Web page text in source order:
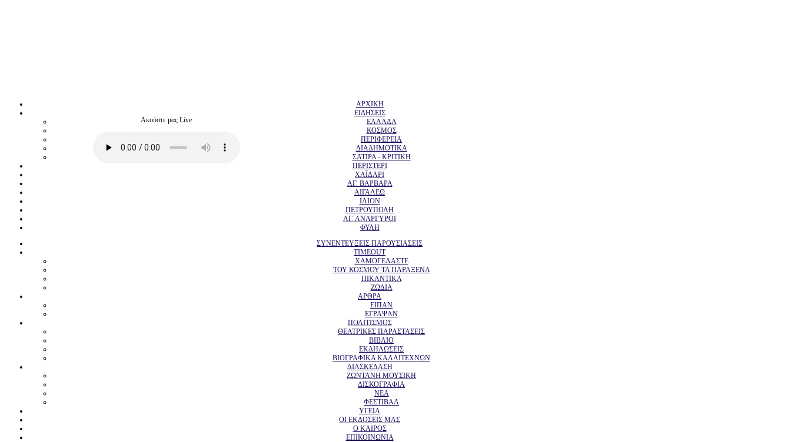
Ακούστε μας Live
ΑΡΧΙΚΗ
ΕΙΔΗΣΕΙΣ
ΕΛΛΑΔΑ
ΚΟΣΜΟΣ
ΠΕΡΙΦΕΡΕΙΑ
ΔΙΑΔΗΜΟΤΙΚΑ
ΣΑΤΙΡΑ - ΚΡΙΤΙΚΗ
ΠΕΡΙΣΤΕΡΙ
ΧΑΪΔΑΡΙ
ΑΓ. ΒΑΡΒΑΡΑ
ΑΙΓΑΛΕΩ
ΙΛΙΟΝ
ΠΕΤΡΟΥΠΟΛΗ
ΑΓ. ΑΝΑΡΓΥΡΟΙ
ΦΥΛΗ
ΣΥΝΕΝΤΕΥΞΕΙΣ ΠΑΡΟΥΣΙΑΣΕΙΣ
TIMEOUT
ΧΑΜΟΓΕΛΑΣΤΕ
ΤΟΥ ΚΟΣΜΟΥ ΤΑ ΠΑΡΑΞΕΝΑ
ΠΙΚΑΝΤΙΚΑ
ΖΩΔΙΑ
ΑΡΘΡΑ
ΕΙΠΑΝ
ΕΓΡΑΨΑΝ
ΠΟΛΙΤΙΣΜΟΣ
ΘΕΑΤΡΙΚΕΣ ΠΑΡΑΣΤΑΣΕΙΣ
ΒΙΒΛΙΟ
ΕΚΔΗΛΩΣΕΙΣ
ΒΙΟΓΡΑΦΙΚΑ ΚΑΛΛΙΤΕΧΝΩΝ
ΔΙΑΣΚΕΔΑΣΗ
ΖΩΝΤΑΝΗ ΜΟΥΣΙΚΗ
ΔΙΣΚΟΓΡΑΦΙΑ
ΝΕΑ
ΦΕΣΤΙΒΑΛ
ΥΓΕΙΑ
ΟΙ ΕΚΔΟΣΕΙΣ ΜΑΣ
Ο ΚΑΙΡΟΣ
ΕΠΙΚΟΙΝΩΝΙΑ